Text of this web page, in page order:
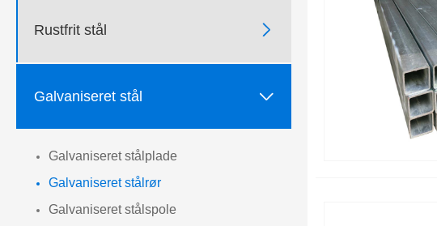
Rustfrit stål 
Galvaniseret stål 
Galvaniseret stålplade
Galvaniseret stålrør
Galvaniseret stålspole